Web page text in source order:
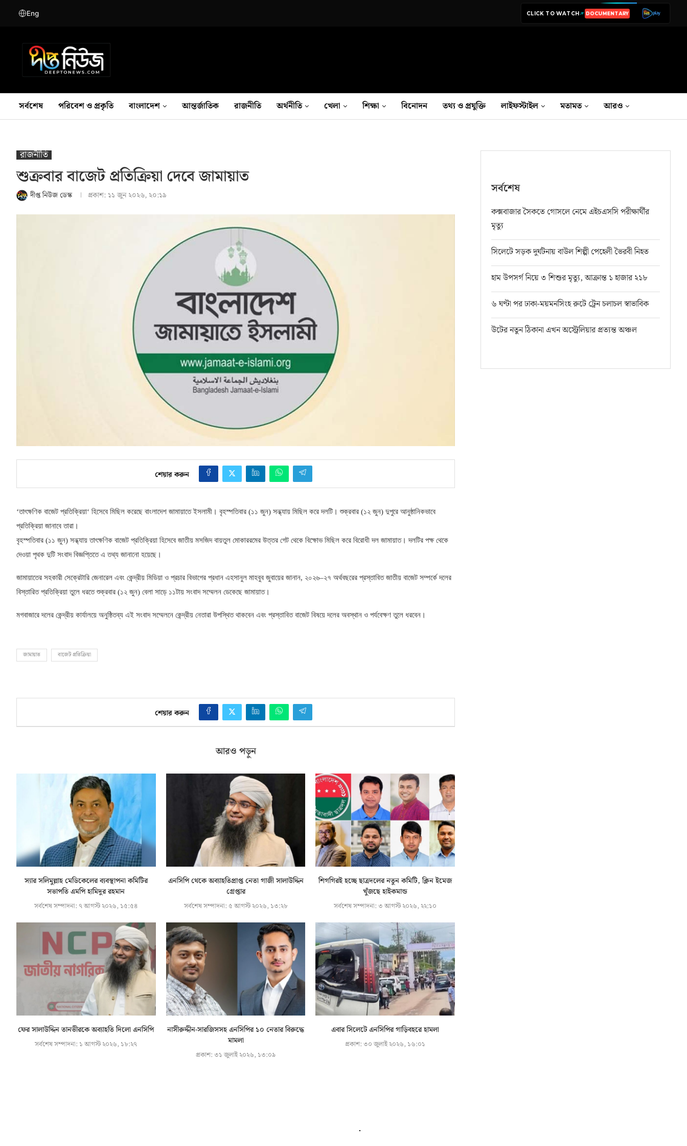
Eng CLICK TO WATCH LIVE TV
সর্বশেষ পরিবেশ ও প্রকৃতি বাংলাদেশ আন্তর্জাতিক রাজনীতি অর্থনীতি খেলা শিক্ষা বিনোদন তথ‍্য ও প্রযুক্তি লাইফস্টাইল মতামত আরও
রাজনীতি
শুক্রবার বাজেট প্রতিক্রিয়া দেবে জামায়াত
দীপ্ত নিউজ ডেস্ক প্রকাশ: ১১ জুন ২০২৬, ২০:১৯
শেয়ার করুন
‘তাৎক্ষণিক বাজেট প্রতিক্রিয়া‘ হিসেবে মিছিল করেছে বাংলাদেশ জামায়াতে ইসলামী। বৃহস্পতিবার (১১ জুন) সন্ধ্যায় মিছিল করে দলটি। শুক্রবার (১২ জুন) দুপুরে আনুষ্ঠানিকভাবে
প্রতিক্রিয়া জানাবে তারা।
বৃহস্পতিবার (১১ জুন) সন্ধ্যায় তাৎক্ষণিক বাজেট প্রতিক্রিয়া হিসেবে জাতীয় মসজিদ বায়তুল মোকাররমের উত্তর গেট থেকে বিক্ষোভ মিছিল করে বিরোধী দল জামায়াত। দলটির পক্ষ থেকে
দেওয়া পৃথক দুটি সংবাদ বিজ্ঞপ্তিতে এ তথ্য জানানো হয়েছে।
জামায়াতের সহকারী সেক্রেটারি জেনারেল এবং কেন্দ্রীয় মিডিয়া ও প্রচার বিভাগের প্রধান এহসানুল মাহবুব জুবায়ের জানান, ২০২৬–২৭ অর্থবছরের প্রস্তাবিত জাতীয় বাজেট সম্পর্কে দলের
বিস্তারিত প্রতিক্রিয়া তুলে ধরতে শুক্রবার (১২ জুন) বেলা সাড়ে ১১টায় সংবাদ সম্মেলন ডেকেছে জামায়াত।
মগবাজারে দলের কেন্দ্রীয় কার্যালয়ে অনুষ্ঠিতব্য এই সংবাদ সম্মেলনে কেন্দ্রীয় নেতারা উপস্থিত থাকবেন এবং প্রস্তাবিত বাজেট বিষয়ে দলের অবস্থান ও পর্যবেক্ষণ তুলে ধরবেন।
জামায়াত বাজেট প্রতিক্রিয়া
শেয়ার করুন
আরও পড়ুন
স্যার সলিমুল্লাহ মেডিকেলের ব্যবস্থাপনা কমিটির
সভাপতি এমপি হামিদুর রহমান
সর্বশেষ সম্পাদনা: ৭ আগস্ট ২০২৬, ১৫:৫৪
এনসিপি থেকে অব্যাহতিপ্রাপ্ত নেতা গাজী সালাউদ্দিন
গ্রেপ্তার
সর্বশেষ সম্পাদনা: ৫ আগস্ট ২০২৬, ১৩:২৮
শিগগিরই হচ্ছে ছাত্রদলের নতুন কমিটি, ক্লিন ইমেজ
খুঁজছে হাইকমান্ড
সর্বশেষ সম্পাদনা:৩ আগস্ট ২০২৬, ২২:১০
ফের সালাউদ্দিন তানভীরকে অব্যাহতি দিলো এনসিপি
সর্বশেষ সম্পাদনা: ১ আগস্ট ২০২৬, ১৮:২৭
নাসীরুদ্দীন-সারজিসসহ এনসিপির ১০ নেতার বিরুদ্ধে
মামলা
প্রকাশ:৩১ জুলাই ২০২৬, ১৩:০৯
এবার সিলেটে এনসিপির গাড়িবহরে হামলা
প্রকাশ:৩০ জুলাই ২০২৬, ১৬:০১
সর্বশেষ
কক্সবাজার সৈকতে গোসলে নেমে এইচএসসি পরীক্ষার্থীর
মৃত্যু
সিলেটে সড়ক দুর্ঘটনায় বাউল শিল্পী পেহেলী ভৈরবী নিহত
হাম উপসর্গ নিয়ে ৩ শিশুর মৃত্যু, আক্রান্ত ১ হাজার ২১৮
৬ ঘণ্টা পর ঢাকা-ময়মনসিংহ রুটে ট্রেন চলাচল স্বাভাবিক
উটের নতুন ঠিকানা এখন অস্ট্রেলিয়ার প্রত্যন্ত অঞ্চল